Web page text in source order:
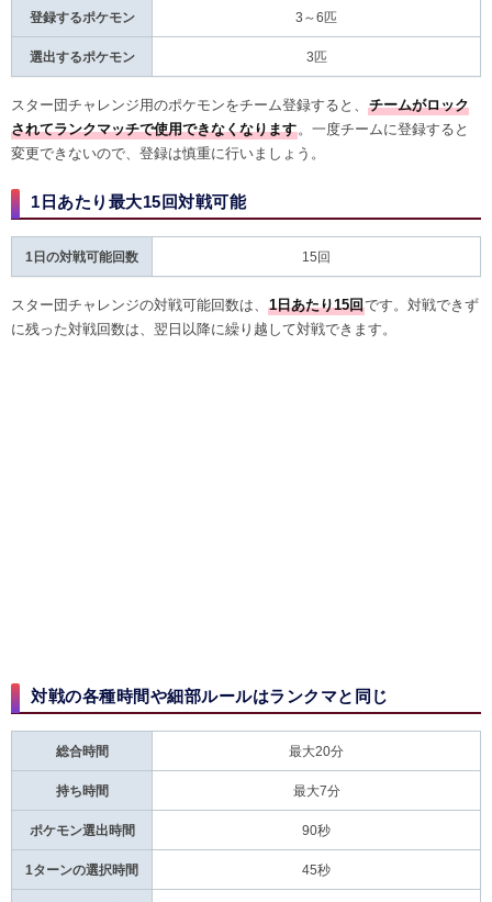
登録するポケモン 3～6匹
選出するポケモン 3匹
スター団チャレンジ用のポケモンをチーム登録すると、 チームがロック
されてランクマッチで使用できなくなります。一度チームに登録すると
変更できないので、登録は慎重に行いましょう。
1日あたり最大15回対戦可能
1日の対戦可能回数 15回
スター団チャレンジの対戦可能回数は、 1日あたり15回です。対戦できず
に残った対戦回数は、翌日以降に繰り越して対戦できます。
対戦の各種時間や細部ルールはランクマと同じ
総合時間 最大20分
持ち時間 最大7分
ポケモン選出時間 90秒
1ターンの選択時間 45秒